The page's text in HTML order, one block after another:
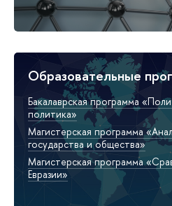
Образовательные
Бакалаврская программа
политика»
Магистерская программа
государства и общества»
Магистерская программа
Евразии»